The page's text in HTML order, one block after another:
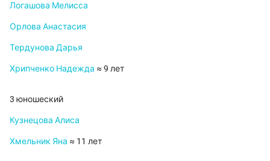
Логашова Мелисса
Орлова Анастасия
Тердунова Дарья
Хрипченко Надежда ≈ 9 лет
3 юношеский
Кузнецова Алиса
Хмельник Яна ≈ 11 лет